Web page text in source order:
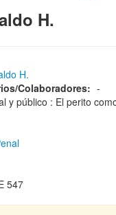
H.
H.
Colaboradores: -
y público : El perito
547